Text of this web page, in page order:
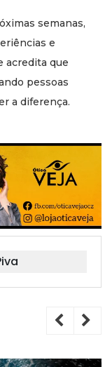
semanas,
e
acredita que
pessoas
a diferença.